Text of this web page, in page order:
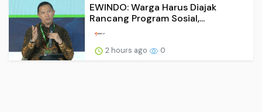
EWINDO: Warga Harus Diajak
Rancang Program Sosial,...
2 hours ago 0